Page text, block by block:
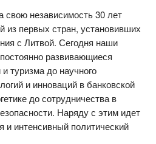
свою независимость 30 лет
из первых стран, установивших
с Литвой. Сегодня наши
развивающиеся
туризма до научного
и инноваций в банковской
до сотрудничества в
Наряду с этим идет
интенсивный политический